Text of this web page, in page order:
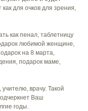
для очков для зрения,
как пенал, таблетницу
любимой женщине,
на 8 марта,
подарок маме,
врачу. Такой
Ваш
годы.